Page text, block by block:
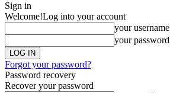
Sign in
Welcome!Log into your account
your username
your password
Forgot your password?
Password recovery
Recover your password